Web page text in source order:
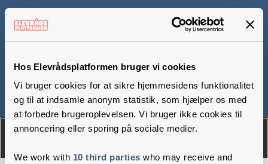
Hos Elevrådsplatformen bruger vi cookies
Vi bruger cookies for at sikre hjemmesidens funktionalitet
og til at indsamle anonym statistik, som hjælper os med
at forbedre brugeroplevelsen. Vi bruger ikke cookies til
annoncering eller sporing på sociale medier.
We work with 10 third parties who may receive and
Uglen
Om Medlemmer